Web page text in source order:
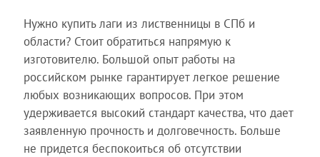
Нужно купить лаги из лиственницы в СПб и
области? Стоит обратиться напрямую к
изготовителю. Большой опыт работы на
российском рынке гарантирует легкое решение
любых возникающих вопросов. При этом
удерживается высокий стандарт качества, что дает
заявленную прочность и долговечность. Больше
не придется беспокоиться об отсутствии